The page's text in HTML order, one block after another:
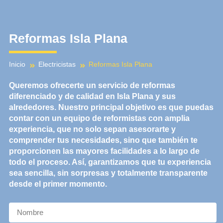
Reformas Isla Plana
Inicio Electricistas Reformas Isla Plana
Queremos ofrecerte un servicio de reformas
diferenciado y de calidad en Isla Plana y sus
alrededores. Nuestro principal objetivo es que puedas
contar con un equipo de reformistas con amplia
experiencia, que no solo sepan asesorarte y
comprender tus necesidades, sino que también te
proporcionen las mayores facilidades a lo largo de
todo el proceso. Así, garantizamos que tu experiencia
sea sencilla, sin sorpresas y totalmente transparente
desde el primer momento.
N